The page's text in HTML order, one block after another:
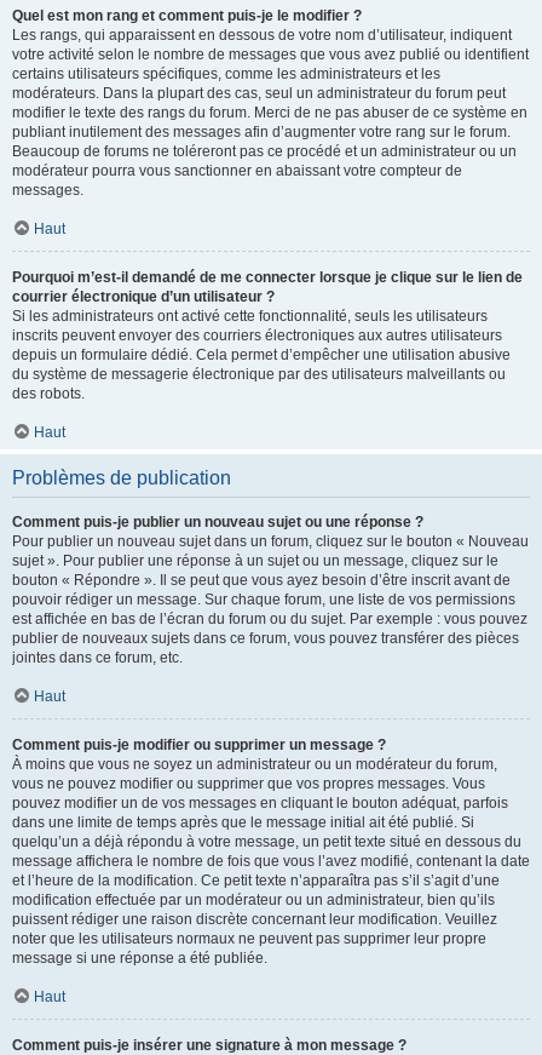
Quel est mon rang et comment puis-je le modifier ?
Les rangs, qui apparaissent en dessous de votre nom d’utilisateur, indiquent
votre activité selon le nombre de messages que vous avez publié ou identifient
certains utilisateurs spécifiques, comme les administrateurs et les
modérateurs. Dans la plupart des cas, seul un administrateur du forum peut
modifier le texte des rangs du forum. Merci de ne pas abuser de ce système en
publiant inutilement des messages afin d’augmenter votre rang sur le forum.
Beaucoup de forums ne toléreront pas ce procédé et un administrateur ou un
modérateur pourra vous sanctionner en abaissant votre compteur de
messages.
Haut
Pourquoi m’est-il demandé de me connecter lorsque je clique sur le lien de
courrier électronique d’un utilisateur ?
Si les administrateurs ont activé cette fonctionnalité, seuls les utilisateurs
inscrits peuvent envoyer des courriers électroniques aux autres utilisateurs
depuis un formulaire dédié. Cela permet d’empêcher une utilisation abusive
du système de messagerie électronique par des utilisateurs malveillants ou
des robots.
Haut
Problèmes de publication
Comment puis-je publier un nouveau sujet ou une réponse ?
Pour publier un nouveau sujet dans un forum, cliquez sur le bouton « Nouveau
sujet ». Pour publier une réponse à un sujet ou un message, cliquez sur le
bouton « Répondre ». Il se peut que vous ayez besoin d’être inscrit avant de
pouvoir rédiger un message. Sur chaque forum, une liste de vos permissions
est affichée en bas de l’écran du forum ou du sujet. Par exemple : vous pouvez
publier de nouveaux sujets dans ce forum, vous pouvez transférer des pièces
jointes dans ce forum, etc.
Haut
Comment puis-je modifier ou supprimer un message ?
À moins que vous ne soyez un administrateur ou un modérateur du forum,
vous ne pouvez modifier ou supprimer que vos propres messages. Vous
pouvez modifier un de vos messages en cliquant le bouton adéquat, parfois
dans une limite de temps après que le message initial ait été publié. Si
quelqu’un a déjà répondu à votre message, un petit texte situé en dessous du
message affichera le nombre de fois que vous l’avez modifié, contenant la date
et l’heure de la modification. Ce petit texte n’apparaîtra pas s’il s’agit d’une
modification effectuée par un modérateur ou un administrateur, bien qu’ils
puissent rédiger une raison discrète concernant leur modification. Veuillez
noter que les utilisateurs normaux ne peuvent pas supprimer leur propre
message si une réponse a été publiée.
Haut
Comment puis-je insérer une signature à mon message ?